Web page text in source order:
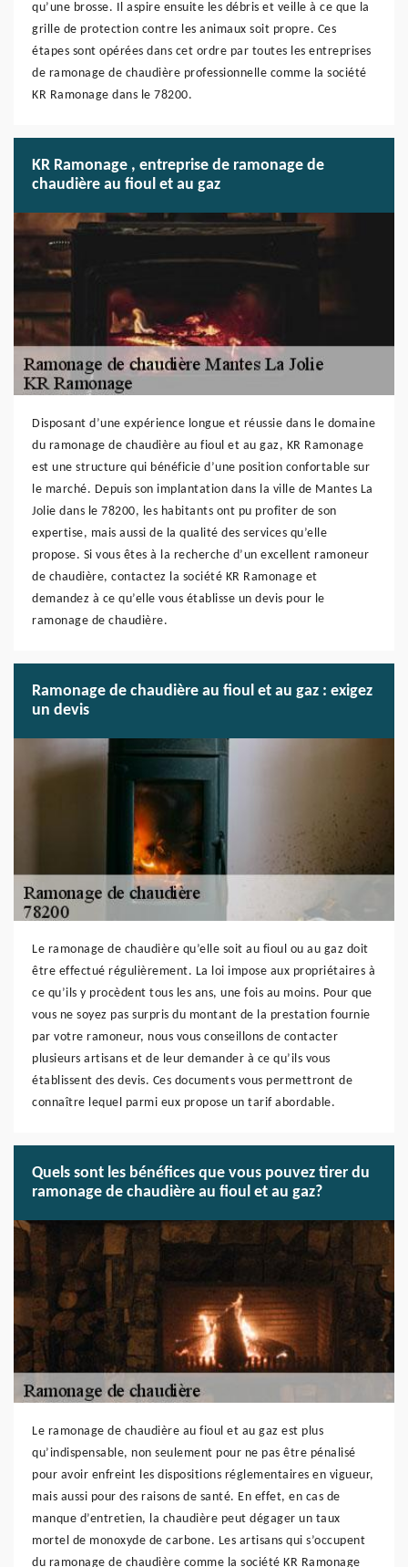
qu’une brosse. Il aspire ensuite les débris et veille à ce que la
grille de protection contre les animaux soit propre. Ces
étapes sont opérées dans cet ordre par toutes les entreprises
de ramonage de chaudière professionnelle comme la société
KR Ramonage dans le 78200.
KR Ramonage , entreprise de ramonage de
chaudière au fioul et au gaz
Disposant d’une expérience longue et réussie dans le domaine
du ramonage de chaudière au fioul et au gaz, KR Ramonage
est une structure qui bénéficie d’une position confortable sur
le marché. Depuis son implantation dans la ville de Mantes La
Jolie dans le 78200, les habitants ont pu profiter de son
expertise, mais aussi de la qualité des services qu’elle
propose. Si vous êtes à la recherche d’un excellent ramoneur
de chaudière, contactez la société KR Ramonage et
demandez à ce qu’elle vous établisse un devis pour le
ramonage de chaudière.
Ramonage de chaudière au fioul et au gaz : exigez
un devis
Le ramonage de chaudière qu’elle soit au fioul ou au gaz doit
être effectué régulièrement. La loi impose aux propriétaires à
ce qu’ils y procèdent tous les ans, une fois au moins. Pour que
vous ne soyez pas surpris du montant de la prestation fournie
par votre ramoneur, nous vous conseillons de contacter
plusieurs artisans et de leur demander à ce qu’ils vous
établissent des devis. Ces documents vous permettront de
connaître lequel parmi eux propose un tarif abordable.
Quels sont les bénéfices que vous pouvez tirer du
ramonage de chaudière au fioul et au gaz?
Le ramonage de chaudière au fioul et au gaz est plus
qu’indispensable, non seulement pour ne pas être pénalisé
pour avoir enfreint les dispositions réglementaires en vigueur,
mais aussi pour des raisons de santé. En effet, en cas de
manque d’entretien, la chaudière peut dégager un taux
mortel de monoxyde de carbone. Les artisans qui s’occupent
du ramonage de chaudière comme la société KR Ramonage